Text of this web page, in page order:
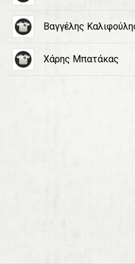
Βαγγέλης
Χάρης Μπατάκας